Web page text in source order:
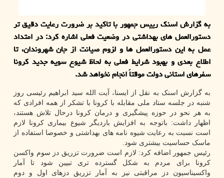
به گزارش اسنک رییس جمهور با تاکید بر ضرورت رعایت دقیق تر
دستورالعمل های بهداشتی در وضعیت فعلی اشاره کرد: در امتداد
عمل به این دستورالعمل ها و لزوم صیانت از جان شهروندان، تا
اطلاع بعدی و بهبود شرایط فعلی به لحاظ شیوع سویه جدید کرونا
سفرهای استانی دولت موقتاً انجام نخواهد شد.
به گزارش اسنک به نقل از ایسنا، آیت الله سید ابراهیم رئیسی روز
شنبه در جلسه ستاد ملی مقابله با کرونا با تشکر از همه افرادی که
به هر نحو در حوزه پیشگیری و درمان کرونا درحال تلاش هستند،
اظهار داشت: باتوجه به افزایش باردیگر شیوع بیماری کرونا لازم
است نسبت به رعایت شیوه نامه های بهداشتی و خصوصا استفاده از
ماسک حساسیت بیشتری شود.
رئیس جمهور اضافه کرد: لازم است ضرورت تزریق دز سوم واکسن
کرونا برای مردم به شکل گسترده تری تبیین شود تا آمار
واکسیناسیون دز مراقبتی نیز به آمار تزریق دزهای اول و دوم